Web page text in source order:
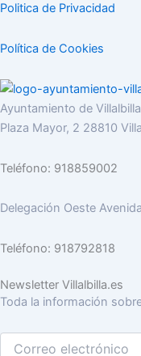
Politica de Privacidad
Política de Cookies
Ayuntamiento de Villalbilla
Plaza Mayor, 2 28810
Teléfono: 918859002
Delegación Oeste
Teléfono: 918792818
Newsletter Villalbilla.es
Toda la información